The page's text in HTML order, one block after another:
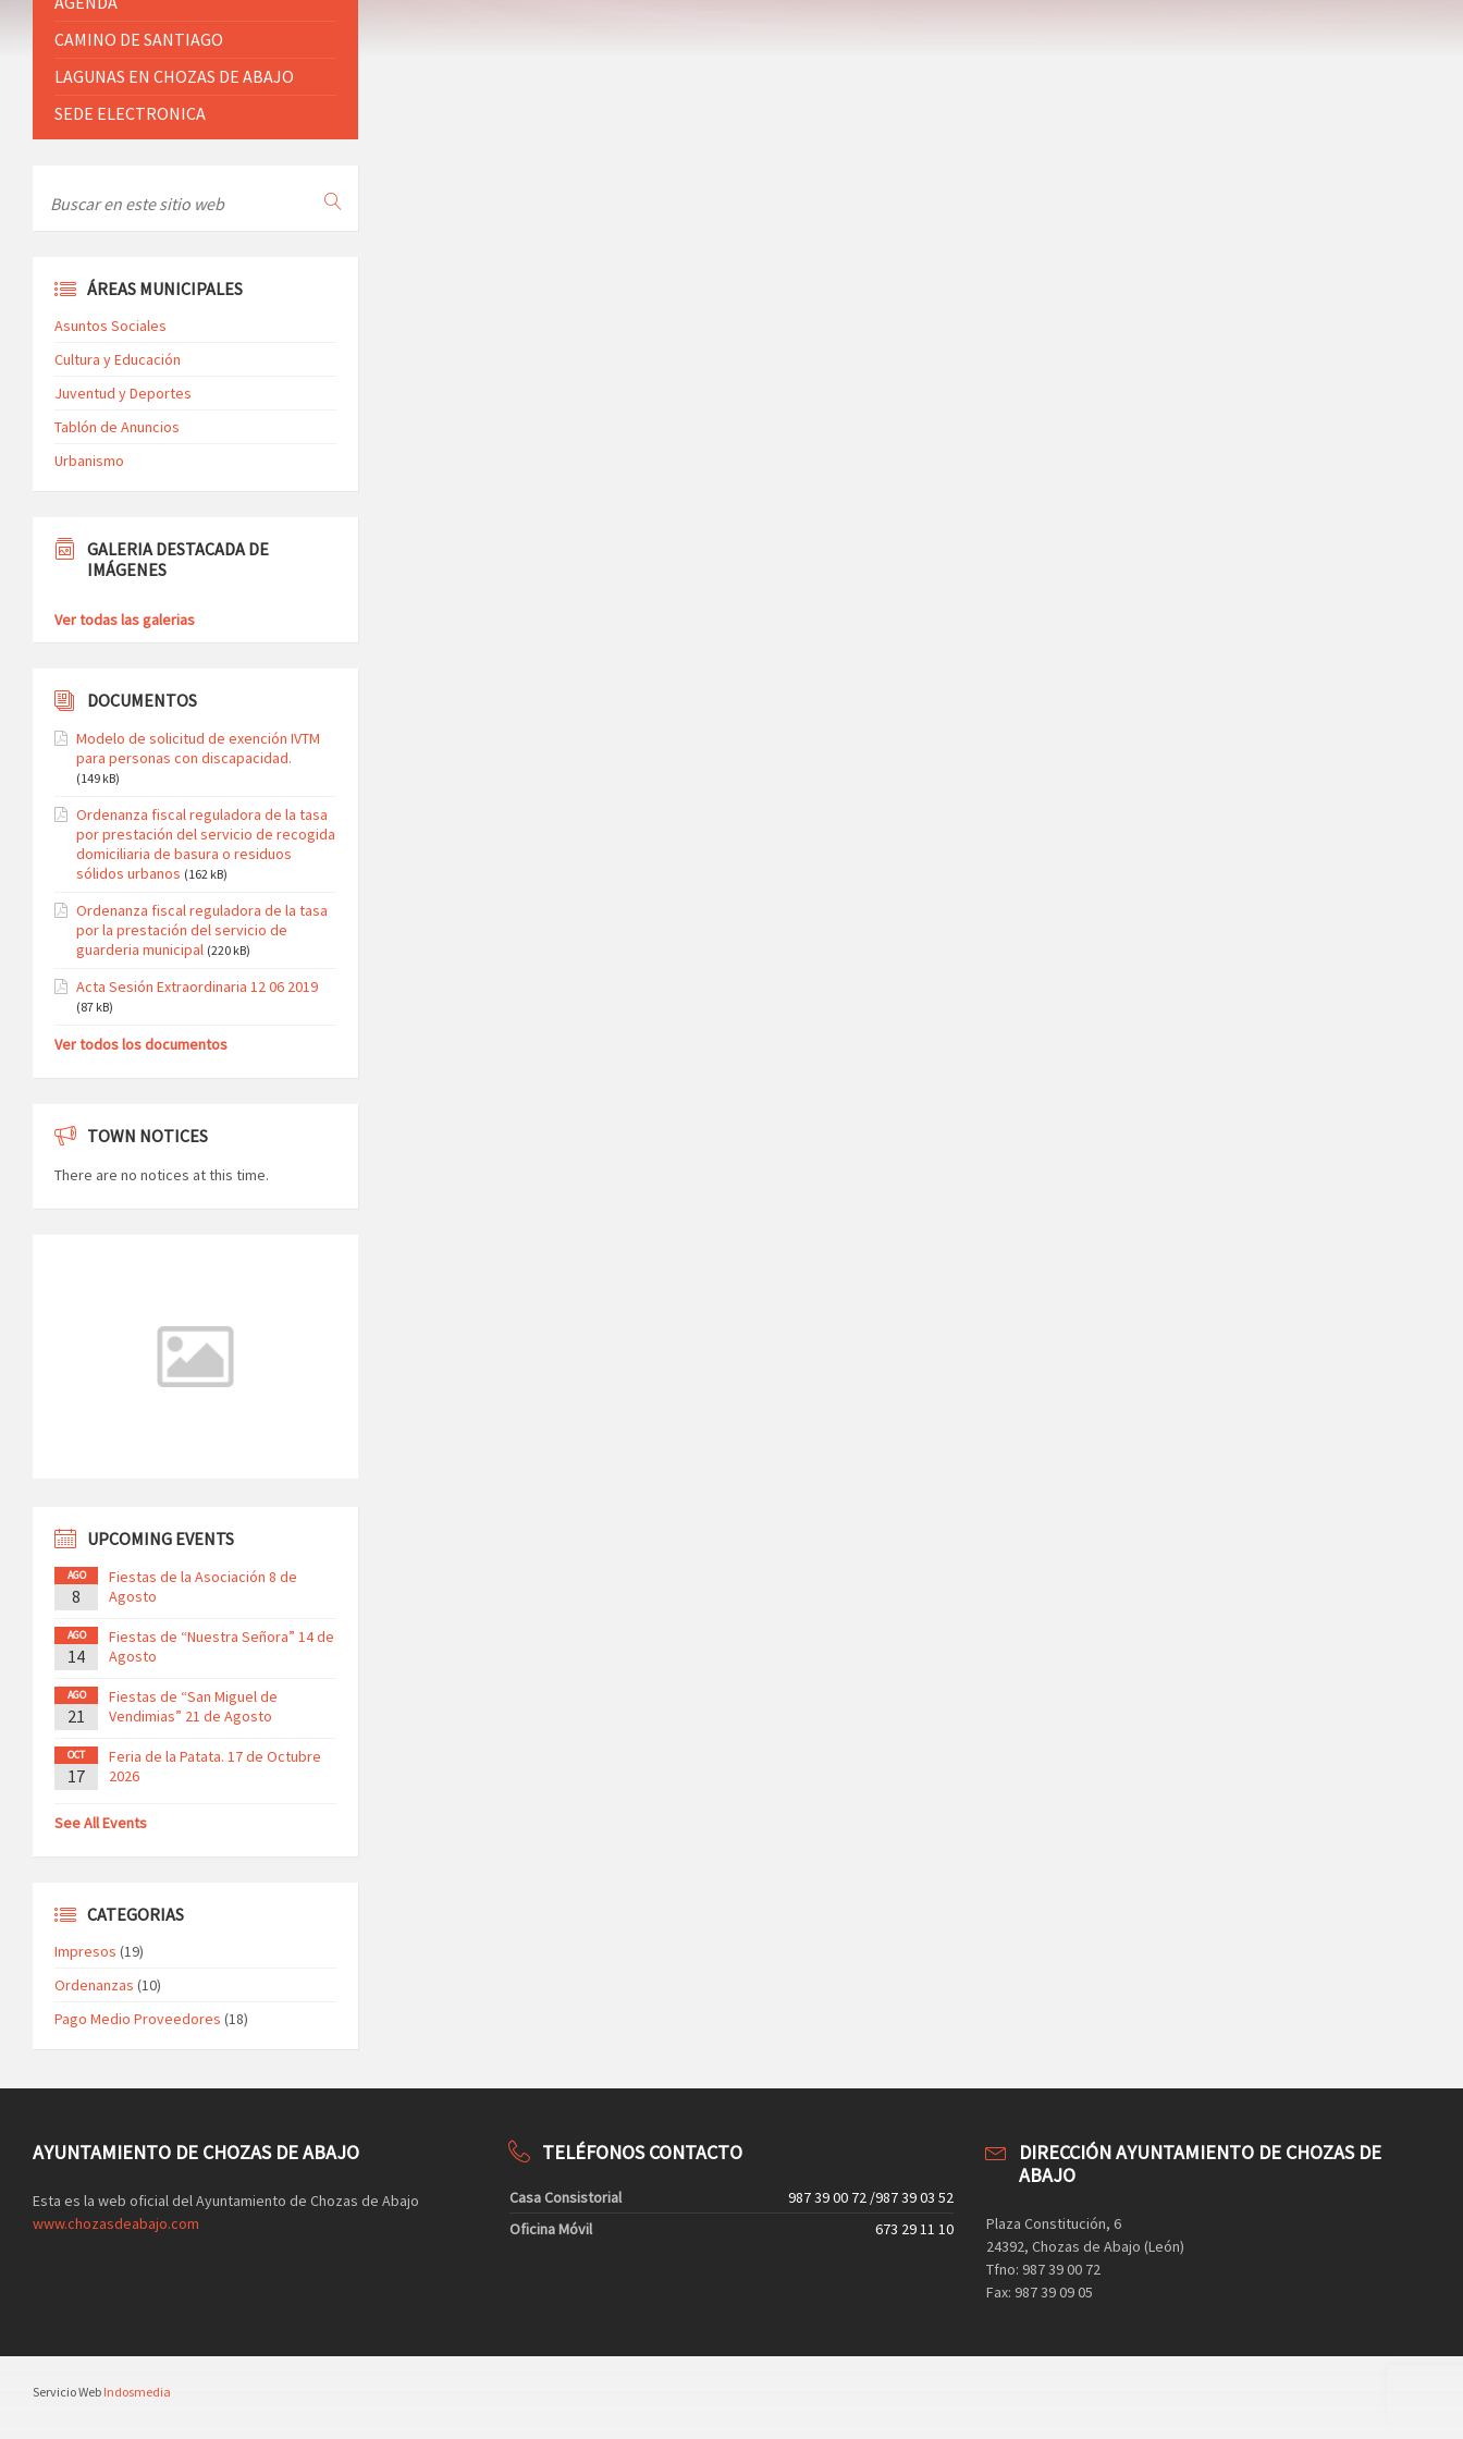
CAMINO DE SANTIAGO
LAGUNAS EN CHOZAS DE ABAJO
SEDE ELECTRONICA
ÁREAS MUNICIPALES
Asuntos Sociales
Cultura y Educación
Juventud y Deportes
Tablón de Anuncios
Urbanismo
GALERIA DESTACADA DE
IMÁGENES
Ver todas las galerias
DOCUMENTOS
Modelo de solicitud de exención IVTM
para personas con discapacidad.
(149 kB)
Ordenanza fiscal reguladora de la tasa
por prestación del servicio de recogida
domiciliaria de basura o residuos
sólidos urbanos (162 kB)
Ordenanza fiscal reguladora de la tasa
por la prestación del servicio de
guarderia municipal (220 kB)
Acta Sesión Extraordinaria 12 06 2019
(87 kB)
Ver todos los documentos
TOWN NOTICES
There are no notices at this time.
UPCOMING EVENTS
AGO
8
Fiestas de la Asociación 8 de
Agosto
AGO
14
Fiestas de “Nuestra Señora” 14 de
Agosto
AGO
21
Fiestas de “San Miguel de
Vendimias” 21 de Agosto
OCT
17
Feria de la Patata. 17 de Octubre
2026
See All Events
CATEGORIAS
Impresos (19)
Ordenanzas (10)
Pago Medio Proveedores (18)
AYUNTAMIENTO DE CHOZAS DE ABAJO
Esta es la web oficial del Ayuntamiento de Chozas de Abajo
www.chozasdeabajo.com
TELÉFONOS CONTACTO
Casa Consistorial
987 39 00 72 /987 39 03 52
Oficina Móvil
673 29 11 10
DIRECCIÓN AYUNTAMIENTO DE CHOZAS DE
ABAJO
Plaza Constitución, 6
24392, Chozas de Abajo (León)
Tfno: 987 39 00 72
Fax: 987 39 09 05
Servicio Web Indosmedia